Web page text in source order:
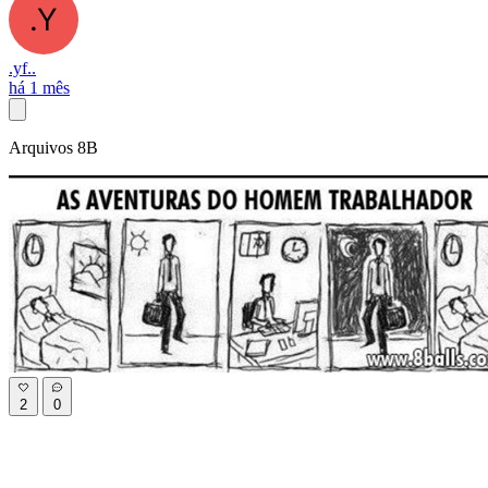
.yf..
há 1 mês
Arquivos 8B
2 0